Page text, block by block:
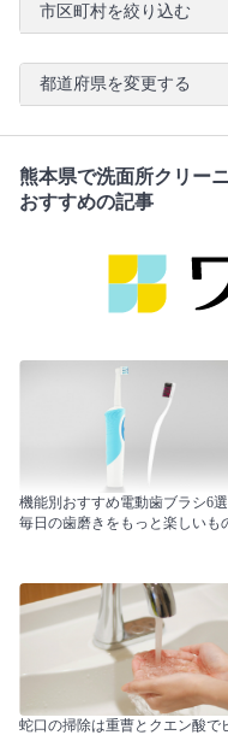
市区町村を絞り込む
都道府県を変更する
熊本県で洗面所クリー
おすすめの記事
機能別おすすめ電動歯ブラシ6選
毎日の歯磨きをもっと楽しいも
蛇口の掃除は重曹とクエン酸で